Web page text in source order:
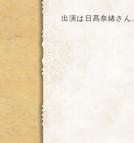
出演は日髙奈緒さん